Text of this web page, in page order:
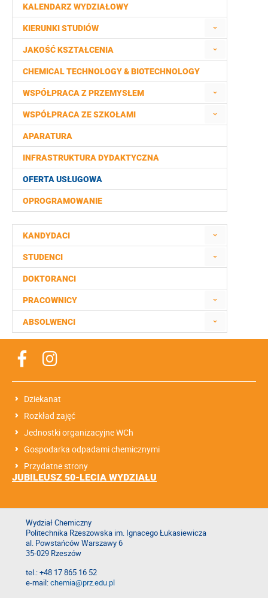
KALENDARZ WYDZIAŁOWY
KIERUNKI STUDIÓW
JAKOŚĆ KSZTAŁCENIA
CHEMICAL TECHNOLOGY & BIOTECHNOLOGY
WSPÓŁPRACA Z PRZEMYSŁEM
WSPÓŁPRACA ZE SZKOŁAMI
APARATURA
INFRASTRUKTURA DYDAKTYCZNA
OFERTA USŁUGOWA
OPROGRAMOWANIE
KANDYDACI
STUDENCI
DOKTORANCI
PRACOWNICY
ABSOLWENCI
Dziekanat
Rozkład zajęć
Jednostki organizacyjne WCh
Gospodarka odpadami chemicznymi
Przydatne strony
JUBILEUSZ 50-LECIA WYDZIAŁU
Wydział Chemiczny
Politechnika Rzeszowska im. Ignacego Łukasiewicza
al. Powstańców Warszawy 6
35-029 Rzeszów
tel.: +48 17 865 16 52
e-mail:chemia@prz.edu.pl